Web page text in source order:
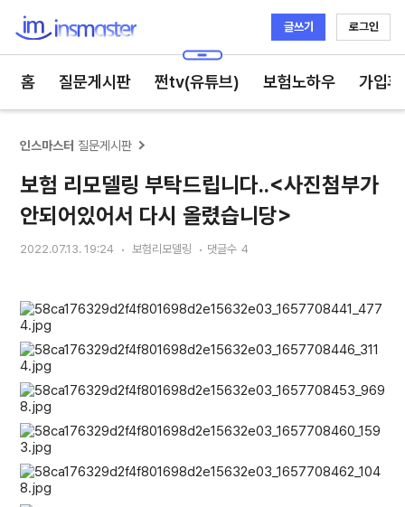
글쓰기 로그인
홈 질문게시판 쩐tv(유튜브) 보험노하우 가입
인스마스터 질문게시판
보험 리모델링 부탁드립니다..<사진첨부가
안되어있어서 다시 올렸습니당>
2022.07.13. 19:24 보험리모델링 댓글수 4